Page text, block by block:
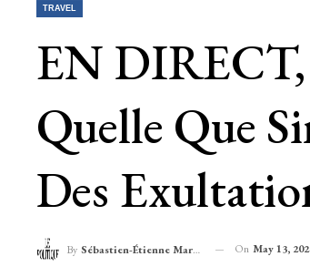
TRAVEL
EN
Quelle Que
Des
By Sébastien-Étienne Marechal On May 13,